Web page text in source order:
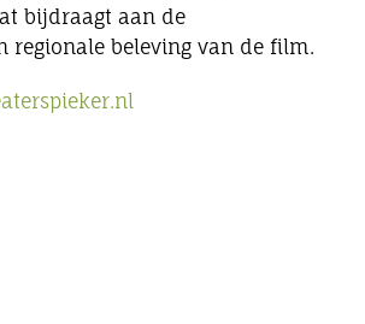
bijdraagt aan de
regionale beleving van de film.